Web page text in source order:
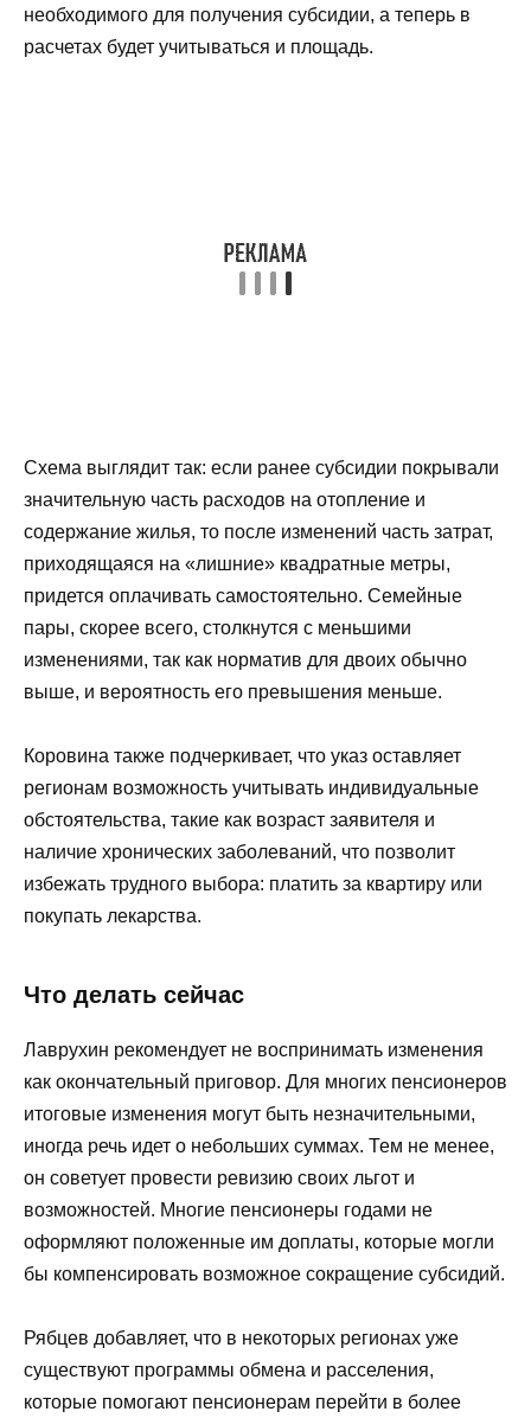
необходимого для получения субсидии, а теперь в
расчетах будет учитываться и площадь.
Схема выглядит так: если ранее субсидии покрывали
значительную часть расходов на отопление и
содержание жилья, то после изменений часть затрат,
приходящаяся на «лишние» квадратные метры,
придется оплачивать самостоятельно. Семейные
пары, скорее всего, столкнутся с меньшими
изменениями, так как норматив для двоих обычно
выше, и вероятность его превышения меньше.
Коровина также подчеркивает, что указ оставляет
регионам возможность учитывать индивидуальные
обстоятельства, такие как возраст заявителя и
наличие хронических заболеваний, что позволит
избежать трудного выбора: платить за квартиру или
покупать лекарства.
Что делать сейчас
Лаврухин рекомендует не воспринимать изменения
как окончательный приговор. Для многих пенсионеров
итоговые изменения могут быть незначительными,
иногда речь идет о небольших суммах. Тем не менее,
он советует провести ревизию своих льгот и
возможностей. Многие пенсионеры годами не
оформляют положенные им доплаты, которые могли
бы компенсировать возможное сокращение субсидий.
Рябцев добавляет, что в некоторых регионах уже
существуют программы обмена и расселения,
которые помогают пенсионерам перейти в более